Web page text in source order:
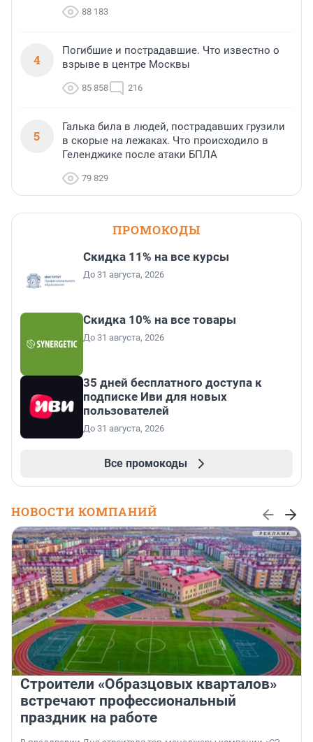
88 183
4
Погибшие и пострадавшие. Что известно о
взрыве в центре Москвы
85 858 216
5
Галька била в людей, пострадавших грузили
в скорые на лежаках. Что происходило в
Геленджике после атаки БПЛА
79 829
ПРОМОКОДЫ
Скидка 11% на все курсы
До 31 августа, 2026
Скидка 10% на все товары
До 31 августа, 2026
35 дней бесплатного доступа к
подписке Иви для новых
пользователей
До 31 августа, 2026
Все промокоды
НОВОСТИ КОМПАНИЙ
Строители «Образцовых кварталов»
встречают профессиональный
праздник на работе